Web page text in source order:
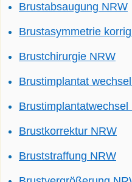
Brustabsaugung NRW
Brustasymmetrie
Brustchirurgie NRW
Brustimplantat
Brustimplantatwechsel
Brustkorrektur NRW
Bruststraffung NRW